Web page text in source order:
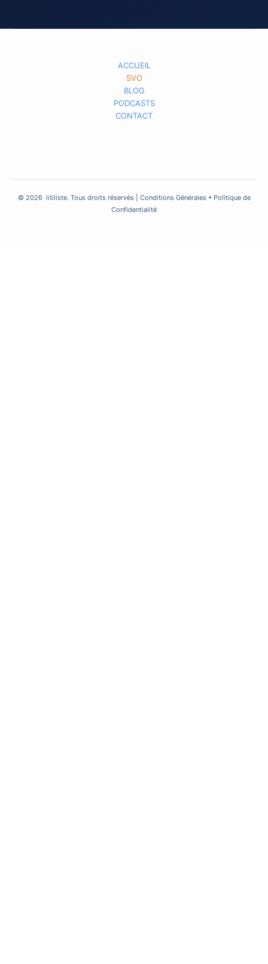
ACCUEIL
SVO
BLOG
PODCASTS
CONTACT
© 2026 litiliste. Tous droits réservés | Conditions Générales • Politique de
Confidentialité